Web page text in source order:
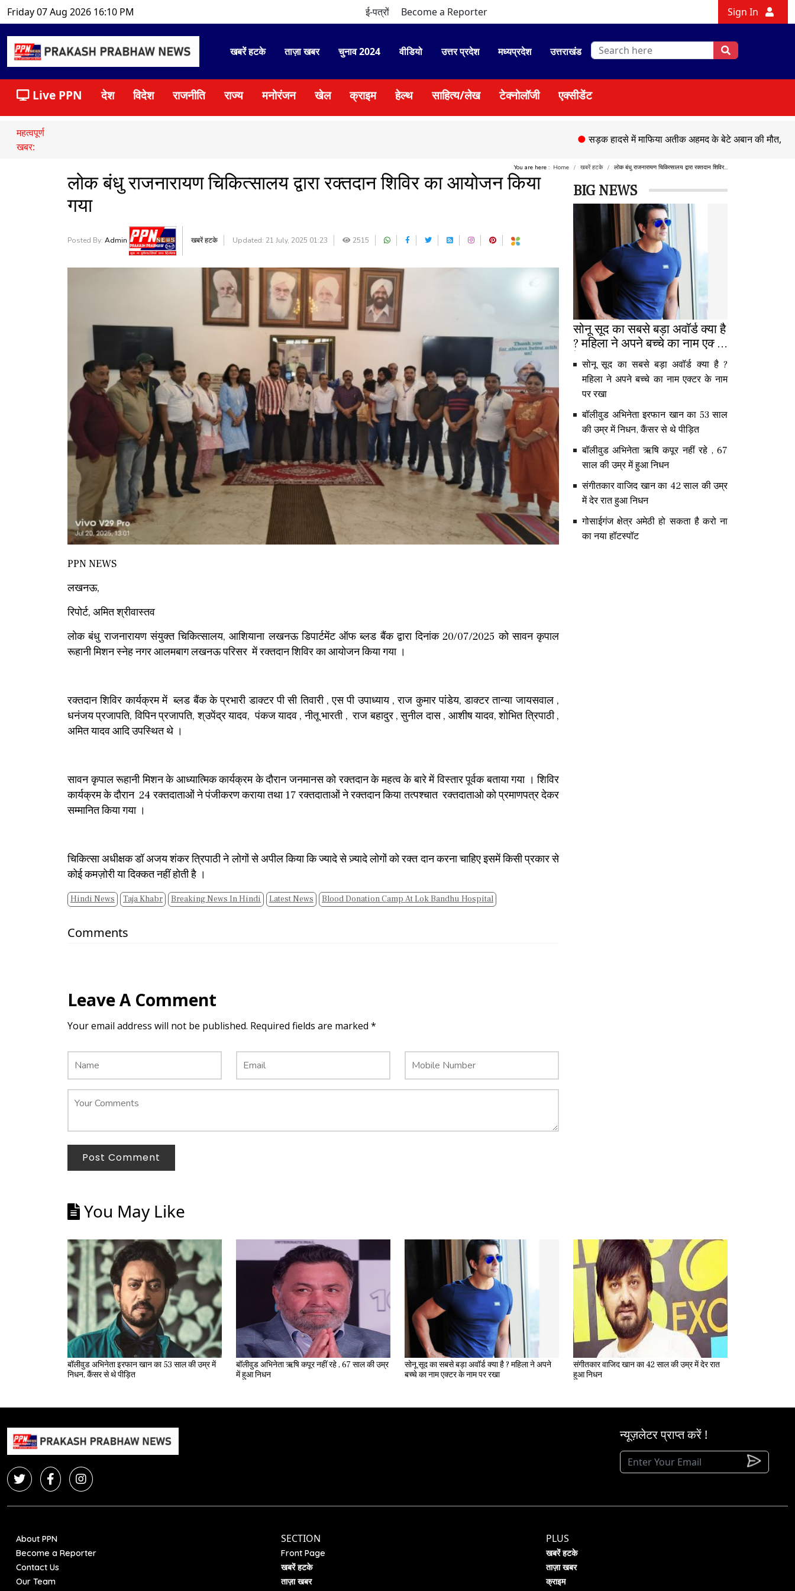
Friday 07 Aug 2026 16:10 PM ई-पत्रों Become a Reporter Sign In
खबरें हटके ताज़ा खबर चुनाव 2024 वीडियो उत्तर प्रदेश मध्यप्रदेश उत्तराखंड
Live PPN देश विदेश राजनीति राज्य मनोरंजन खेल क्राइम हेल्थ साहित्य/लेख टेक्नोलॉजी एक्सीडेंट
महत्वपूर्ण
खबर:
सड़क हादसे में माफिया अतीक अहमद के बेटे अबान की मौत, ●चेहल्लुम
You are here : Home खबरें हटके लोक बंधु राजनारायण चिकित्सालय द्वारा रक्तदान शिविर...
लोक बंधु राजनारायण चिकित्सालय द्वारा रक्तदान शिविर का आयोजन किया
गया
Posted By: Admin खबरें हटके Updated: 21 July, 2025 01:23 2515
PPN NEWS
लखनऊ,
रिपोर्ट, अमित श्रीवास्तव
लोक बंधु राजनारायण संयुक्त चिकित्सालय, आशियाना लखनऊ डिपार्टमेंट ऑफ ब्लड बैंक द्वारा दिनांक 20/07/2025 को सावन कृपाल
रूहानी मिशन स्नेह नगर आलमबाग लखनऊ परिसर में रक्तदान शिविर का आयोजन किया गया ।
रक्तदान शिविर कार्यक्रम में ब्लड बैंक के प्रभारी डाक्टर पी सी तिवारी , एस पी उपाध्याय , राज कुमार पांडेय, डाक्टर तान्या जायसवाल ,
धनंजय प्रजापति, विपिन प्रजापति, श्उपेंद्र यादव, पंकज यादव , नीतू भारती , राज बहादुर , सुनील दास , आशीष यादव, शोभित त्रिपाठी ,
अमित यादव आदि उपस्थित थे ।
सावन कृपाल रूहानी मिशन के आध्यात्मिक कार्यक्रम के दौरान जनमानस को रक्तदान के महत्व के बारे में विस्तार पूर्वक बताया गया । शिविर
कार्यक्रम के दौरान 24 रक्तदाताओं ने पंजीकरण कराया तथा 17 रक्तदाताओं ने रक्तदान किया तत्पश्चात रक्तदाताओ को प्रमाणपत्र देकर
सम्मानित किया गया ।
चिकित्सा अधीक्षक डॉ अजय शंकर त्रिपाठी ने लोगों से अपील किया कि ज्यादे से ज़्यादे लोगों को रक्त दान करना चाहिए इसमें किसी प्रकार से
कोई कमज़ोरी या दिक्कत नहीं होती है ।
Hindi News Taja Khabr Breaking News In Hindi Latest News Blood Donation Camp At Lok Bandhu Hospital
Comments
Leave A Comment
Your email address will not be published. Required fields are marked *
Post Comment
BIG NEWS
सोनू सूद का सबसे बड़ा अवॉर्ड क्या है
? महिला ने अपने बच्चे का नाम एक्टर
के नाम पर रखा
सोनू सूद का सबसे बड़ा अवॉर्ड क्या है ?
महिला ने अपने बच्चे का नाम एक्टर के नाम
पर रखा
बॉलीवुड अभिनेता इरफान खान का 53 साल
की उम्र में निधन, कैंसर से थे पीड़ित
बॉलीवुड अभिनेता ऋषि कपूर नहीं रहे , 67
साल की उम्र में हुआ निधन
संगीतकार वाजिद खान का 42 साल की उम्र
में देर रात हुआ निधन
गोसाईगंज क्षेत्र अमेठी हो सकता है करो ना
का नया हॉटस्पॉट
You May Like
बॉलीवुड अभिनेता इरफान खान का 53 साल की उम्र में
निधन, कैंसर से थे पीड़ित
बॉलीवुड अभिनेता ऋषि कपूर नहीं रहे , 67 साल की उम्र
में हुआ निधन
सोनू सूद का सबसे बड़ा अवॉर्ड क्या है ? महिला ने अपने
बच्चे का नाम एक्टर के नाम पर रखा
संगीतकार वाजिद खान का 42 साल की उम्र में देर रात
हुआ निधन
न्यूज़लेटर प्राप्त करें !
About PPN
Become a Reporter
Contact Us
Our Team
SECTION
Front Page
खबरें हटके
ताज़ा खबर
PLUS
खबरें हटके
ताज़ा खबर
क्राइम